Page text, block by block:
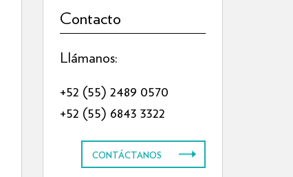
Contacto
Llámanos:
+52 (55) 2489 0570
+52 (55) 6843 3322
CONTÁCTANOS